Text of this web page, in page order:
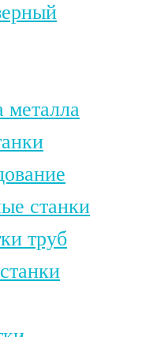
металла
станки
труб